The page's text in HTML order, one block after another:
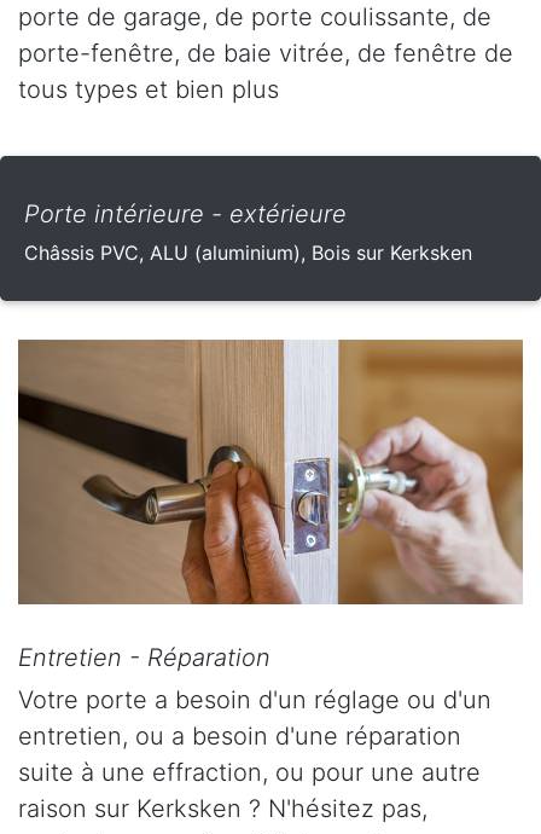
porte de garage, de porte coulissante, de
porte-fenêtre, de baie vitrée, de fenêtre de
tous types et bien plus
Porte intérieure - extérieure
Châssis PVC, ALU (aluminium), Bois sur Kerksken
Entretien - Réparation
Votre porte a besoin d'un réglage ou d'un
entretien, ou a besoin d'une réparation
suite à une effraction, ou pour une autre
raison sur Kerksken ? N'hésitez pas,